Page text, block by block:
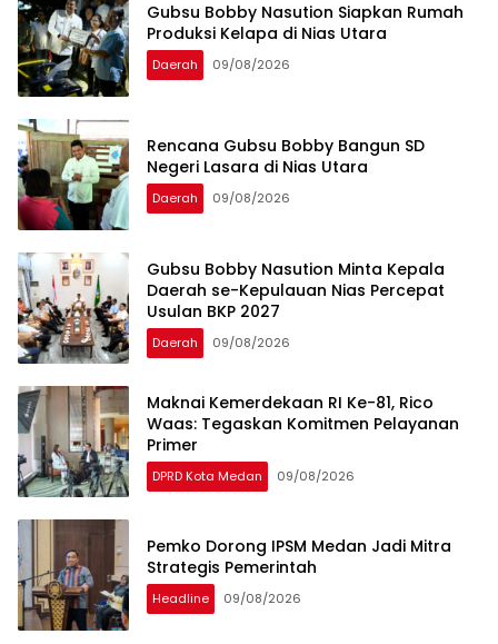
Gubsu Bobby Nasution Siapkan Rumah
Produksi Kelapa di Nias Utara
Daerah 09/08/2026
Rencana Gubsu Bobby Bangun SD
Negeri Lasara di Nias Utara
Daerah 09/08/2026
Gubsu Bobby Nasution Minta Kepala
Daerah se-Kepulauan Nias Percepat
Usulan BKP 2027
Daerah 09/08/2026
Maknai Kemerdekaan RI Ke-81, Rico
Waas: Tegaskan Komitmen Pelayanan
Primer
DPRD Kota Medan 09/08/2026
Pemko Dorong IPSM Medan Jadi Mitra
Strategis Pemerintah
Headline 09/08/2026